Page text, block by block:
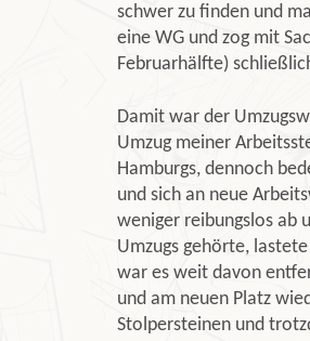
schwer zu finden und
eine WG und zog mit
Februarhälfte)
Damit war der
Umzug meiner
Hamburgs, dennoch
und sich an neue
weniger reibungslos ab
Umzugs gehörte,
war es weit davon
und am neuen Platz
Stolpersteinen und